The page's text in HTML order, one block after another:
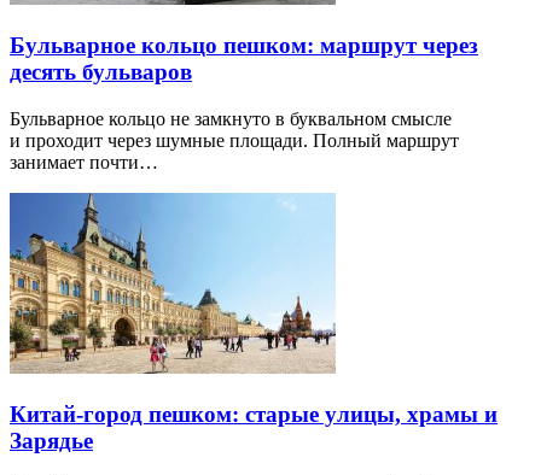
Бульварное кольцо пешком: маршрут через
десять бульваров
Бульварное кольцо не замкнуто в буквальном смысле
и проходит через шумные площади. Полный маршрут
занимает почти…
Китай-город пешком: старые улицы, храмы и
Зарядье